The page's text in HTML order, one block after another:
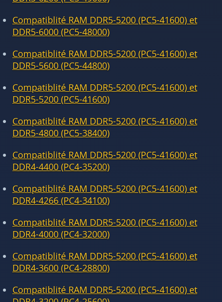
Compatiblité RAM DDR5-5200 (PC5-41600) et
DDR5-6000 (PC5-48000)
Compatiblité RAM DDR5-5200 (PC5-41600) et
DDR5-5600 (PC5-44800)
Compatiblité RAM DDR5-5200 (PC5-41600) et
DDR5-5200 (PC5-41600)
Compatiblité RAM DDR5-5200 (PC5-41600) et
DDR5-4800 (PC5-38400)
Compatiblité RAM DDR5-5200 (PC5-41600) et
DDR4-4400 (PC4-35200)
Compatiblité RAM DDR5-5200 (PC5-41600) et
DDR4-4266 (PC4-34100)
Compatiblité RAM DDR5-5200 (PC5-41600) et
DDR4-4000 (PC4-32000)
Compatiblité RAM DDR5-5200 (PC5-41600) et
DDR4-3600 (PC4-28800)
Compatiblité RAM DDR5-5200 (PC5-41600) et